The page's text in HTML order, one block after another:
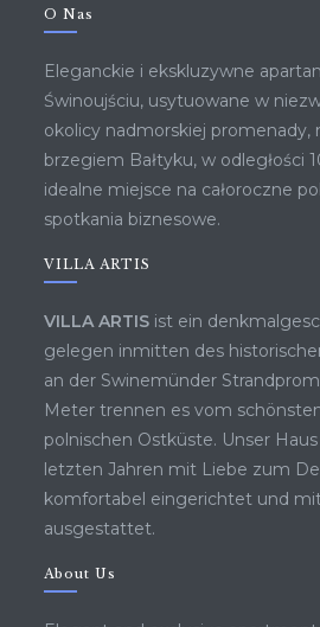
O Nas
Eleganckie i ekskluzywne
Świnoujściu, usytuowane w
okolicy nadmorskiej promenady,
brzegiem Bałtyku, w odległości
idealne miejsce na całoroczne
spotkania biznesowe.
VILLA ARTIS
VILLA ARTIS ist ein
gelegen inmitten des
an der Swinemünder
Meter trennen es vom
polnischen Ostküste. Unser
letzten Jahren mit Liebe zum
komfortabel eingerichtet und
ausgestattet.
About Us